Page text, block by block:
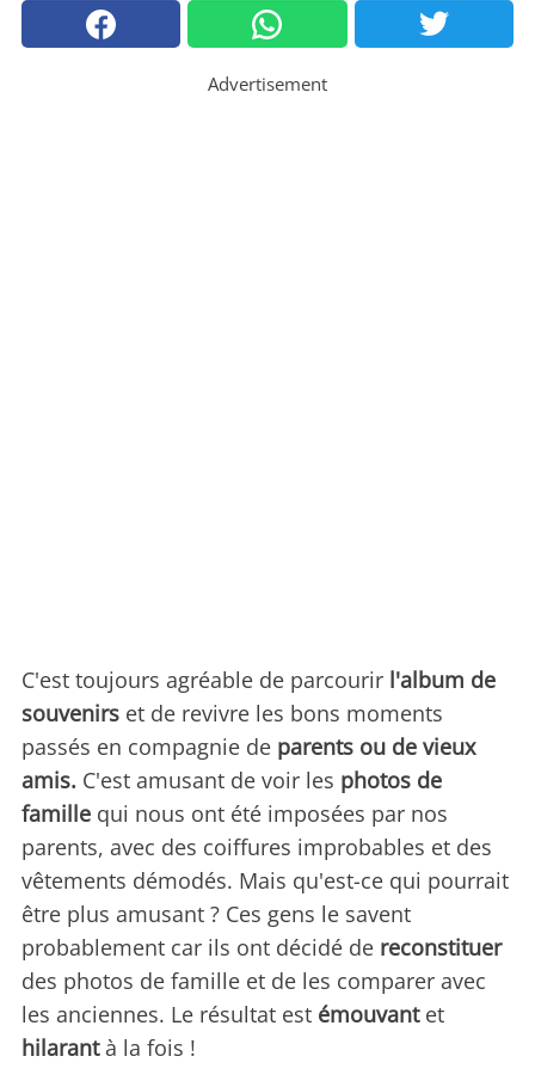
Advertisement
C'est toujours agréable de parcourir l'album de
souvenirs et de revivre les bons moments
passés en compagnie de parents ou de vieux
amis. C'est amusant de voir les photos de
famille qui nous ont été imposées par nos
parents, avec des coiffures improbables et des
vêtements démodés. Mais qu'est-ce qui pourrait
être plus amusant ? Ces gens le savent
probablement car ils ont décidé de reconstituer
des photos de famille et de les comparer avec
les anciennes. Le résultat est émouvantet
hilarantà la fois !